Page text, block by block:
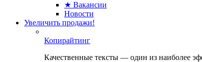
★ Вакансии
Новости
Увеличить продажи!
Копирайтинг
Качественные тексты — один из наиболее